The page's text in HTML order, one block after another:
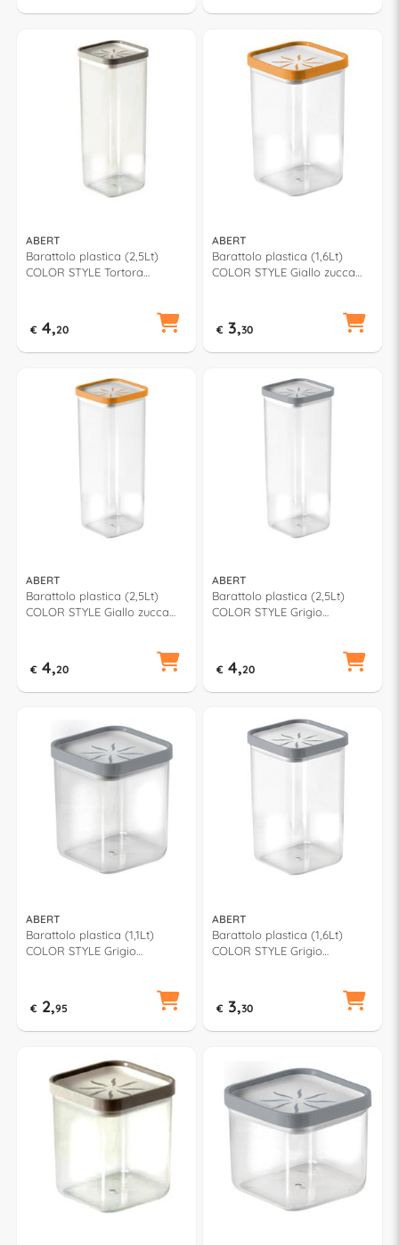
ABERT
Barattolo plastica (2,5Lt)
COLOR STYLE Tortora
€ 4,20
ABERT
Barattolo plastica (1,6Lt)
COLOR STYLE Giallo zucca
€ 3,30
ABERT
Barattolo plastica (2,5Lt)
COLOR STYLE Giallo zucca
€ 4,20
ABERT
Barattolo plastica (2,5Lt)
COLOR STYLE Grigio
€ 4,20
ABERT
Barattolo plastica (1,1Lt)
COLOR STYLE Grigio
€ 2,95
ABERT
Barattolo plastica (1,6Lt)
COLOR STYLE Grigio
€ 3,30